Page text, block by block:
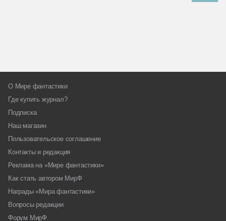
О Мире фантастики
Где купить журнал?
Подписка
Наш магазин
Пользовательское соглашение
Контакты и редакция
Реклама на «Мире фантастики»
Как стать автором МирФ
Награды «Мира фантастики»
Вопросы редакции
Форум МирФ